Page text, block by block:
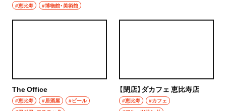
#恵比寿 #博物館・美術館
The Office
#恵比寿 #居酒屋
#ビール
【閉店】ダカフェ 恵比寿店
#恵比寿
#カフェ